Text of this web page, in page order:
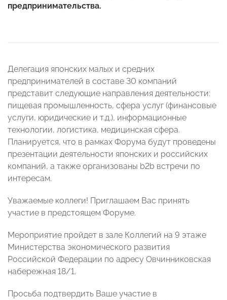
предпринимательства.
Делегация японских малых и средних
предпринимателей в составе 30 компаний
представит следующие направления деятельности:
пищевая промышленность, сфера услуг (финансовые
услуги, юридические и т.д.), информационные
технологии, логистика, медицинская сфера.
Планируется, что в рамках Форума будут проведены
презентации деятельности японских и российских
компаний, а также организованы b2b встречи по
интересам.
Уважаемые коллеги! Приглашаем Вас принять
участие в предстоящем Форуме.
Мероприятие пройдет в зале Коллегий на 9 этаже
Министерства экономического развития
Российской Федерации по адресу Овчинниковская
набережная 18/1.
Просьба подтвердить Ваше участие в